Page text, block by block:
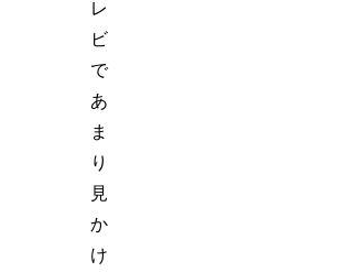
レ
ビ
で
あ
ま
り
見
か
け